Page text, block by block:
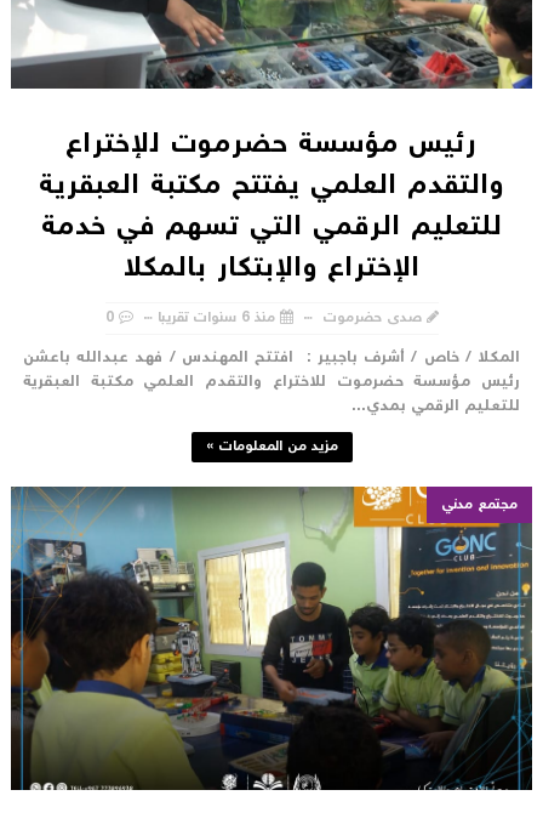
رئيس مؤسسة حضرموت للإختراع
والتقدم العلمي يفتتح مكتبة العبقرية
للتعليم الرقمي التي تسهم في خدمة
الإختراع والإبتكار بالمكلا
صدى حضرموت منذ 6 سنوات تقريبا 0
/ خاص / أشرف باجبير : افتتح المهندس / فهد عبدالله باعشن
مؤسسة حضرموت للاختراع والتقدم العلمي مكتبة العبقرية
الرقمي بمدي...
مزيد من المعلومات »
مجتمع مدني